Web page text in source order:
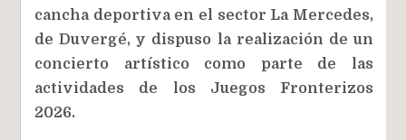
cancha deportiva en el sector La Mercedes,
de Duvergé, y dispuso la realización de un
concierto artístico como parte de las
actividades de los Juegos Fronterizos
2026.